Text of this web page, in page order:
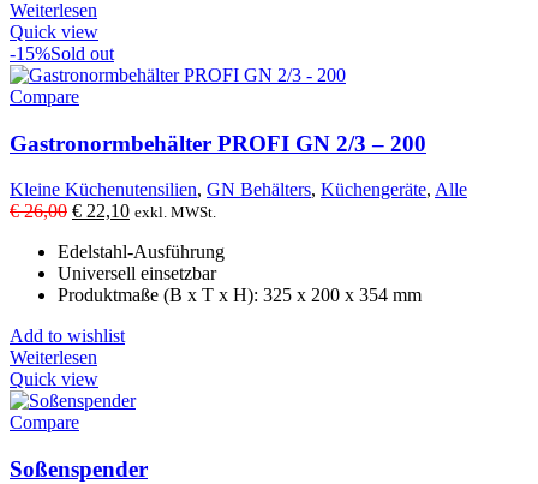
Weiterlesen
Quick view
-15%Sold out
Compare
Gastronormbehälter PROFI GN 2/3 – 200
Kleine Küchenutensilien, GN Behälters, Küchengeräte, Alle
€26,00 Ursprünglicher
war:
€ 26,00
€ 22,10Aktueller
ist:
€ 22,10.
exkl. MWSt.
Edelstahl-Ausführung
Universell einsetzbar
Produktmaße (B x T x H): 325 x 200 x 354 mm
Add to wishlist
Weiterlesen
Quick view
Compare
Soßenspender